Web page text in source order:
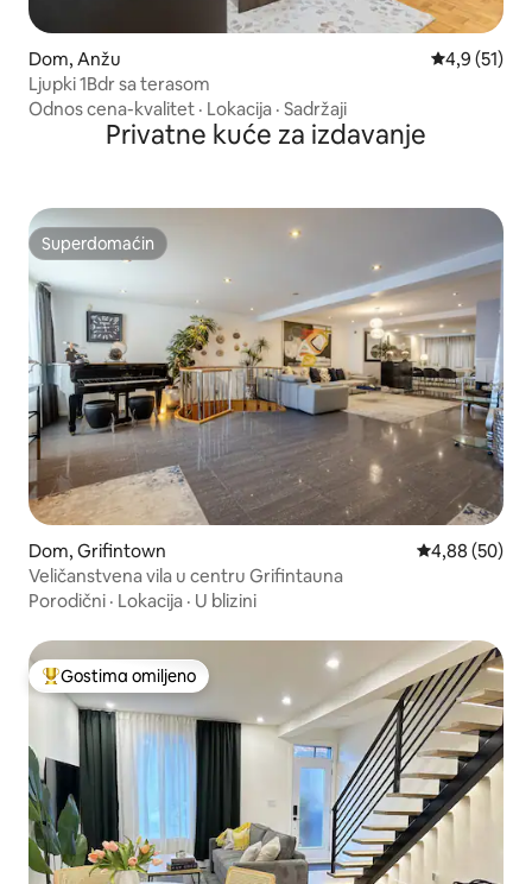
Dom, Anžu Prosečna
4,9 (51)
Ljupki 1Bdr sa terasom
Odnos cena-kvalitet · Lokacija · Sadržaji
Privatne kuće za izdavanje
Superdomaćin
Superdomaćin
Dom, Grifintown Prosečna
4,88 (50)
Veličanstvena vila u centru Grifintauna
Porodični · Lokacija · U blizini
Najuspešniji među gostima omiljenim
Gostima omiljeno